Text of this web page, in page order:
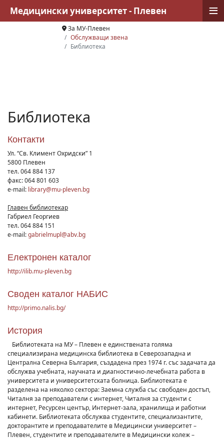
За МУ-Плевен
Обслужващи звена
Библиотека
Библиотека
Контакти
Ул. “Св. Климент Охридски” 1
5800 Плевен
тел. 064 884 137
факс: 064 801 603
e-mail: library@mu-pleven.bg
Главен библиотекар
Габриел Георгиев
тел. 064 884 151
e-mail:gabrielmupl@abv.bg
Електронен каталог
http://ilib.mu-pleven.bg
Своден каталог НАБИС
http://primo.nalis.bg/
История
Библиотеката на МУ – Плевен е единствената голяма
специализирана медицинска библиотека в Северозападна и
Централна Северна България, създадена през 1974 г. със задачата да
обслужва учебната, научната и диагностично-лечебната работа в
университета и университетската болница. Библиотеката е
разделена на няколко сектора: Заемна служба със свободен достъп,
Читалня за преподаватели с интернет, Читалня за студенти с
интернет, Ресурсен център, Интернет-зала, хранилища и работни
кабинети. Библиотеката обслужва студентите, специализантите,
докторантите и преподавателите в Медицински университет –
Плевен, студентите и преподавателите в Медицински колеж –
Медицински университет - Плевен ≡